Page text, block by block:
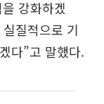
강화하겠
질적으로 기
다”고 말했다.